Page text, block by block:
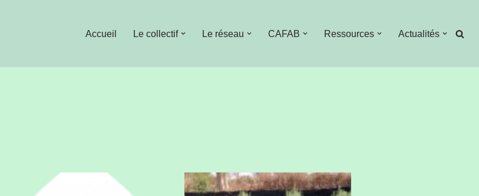
Accueil Le collectif Le réseau CAFAB Ressources Actualités